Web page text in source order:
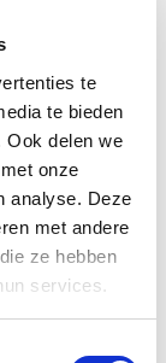
te
te bieden
Ook delen we
onze
analyse. Deze
met andere
ze hebben
services.
uit de
per